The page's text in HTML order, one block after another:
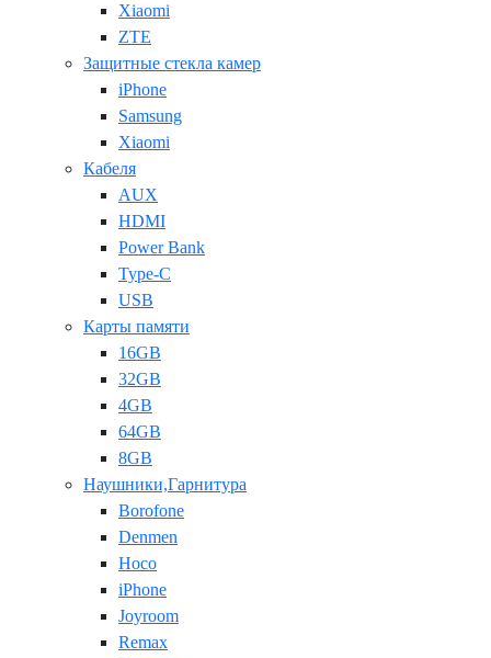
Xiaomi
ZTE
Защитные стекла камер
iPhone
Samsung
Xiaomi
Кабеля
AUX
HDMI
Power Bank
Type-C
USB
Карты памяти
16GB
32GB
4GB
64GB
8GB
Наушники,Гарнитура
Borofone
Denmen
Hoco
iPhone
Joyroom
Remax